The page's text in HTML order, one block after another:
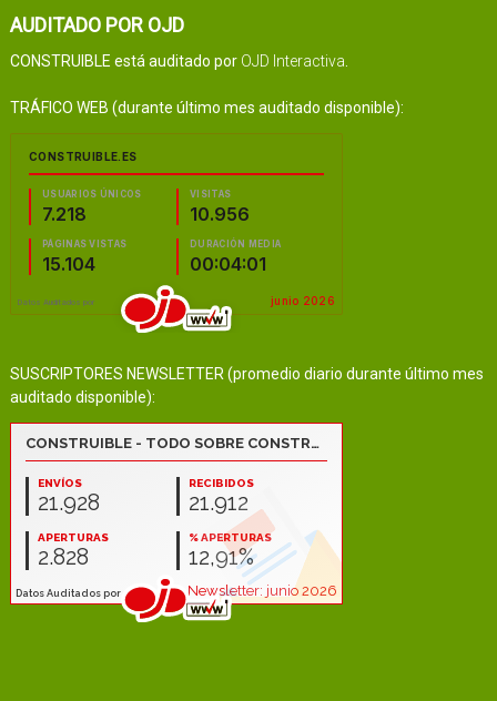
AUDITADO POR OJD
CONSTRUIBLE está auditado por OJD Interactiva
TRÁFICO WEB (durante último mes auditado disponible):
SUSCRIPTORES NEWSLETTER (promedio diario durante último mes
auditado disponible):